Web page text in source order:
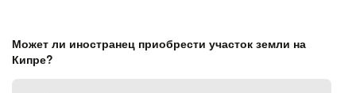
Может ли иностранец приобрести участок земли на
Кипре?